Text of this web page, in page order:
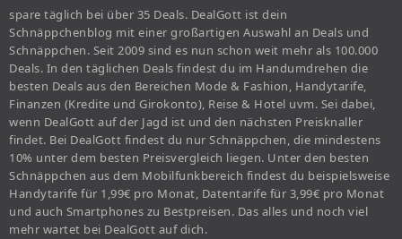
spare täglich bei über 35 Deals. DealGott ist dein
Schnäppchenblog mit einer großartigen Auswahl an Deals und
Schnäppchen. Seit 2009 sind es nun schon weit mehr als 100.000
Deals. In den täglichen Deals findest du im Handumdrehen die
besten Deals aus den Bereichen Mode & Fashion, Handytarife,
Finanzen (Kredite und Girokonto), Reise & Hotel uvm. Sei dabei,
wenn DealGott auf der Jagd ist und den nächsten Preisknaller
findet. Bei DealGott findest du nur Schnäppchen, die mindestens
10% unter dem besten Preisvergleich liegen. Unter den besten
Schnäppchen aus dem Mobilfunkbereich findest du beispielsweise
Handytarife für 1,99€ pro Monat, Datentarife für 3,99€ pro Monat
und auch Smartphones zu Bestpreisen. Das alles und noch viel
mehr wartet bei DealGott auf dich.